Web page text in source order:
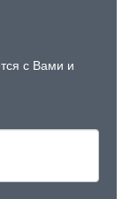
с Вами и